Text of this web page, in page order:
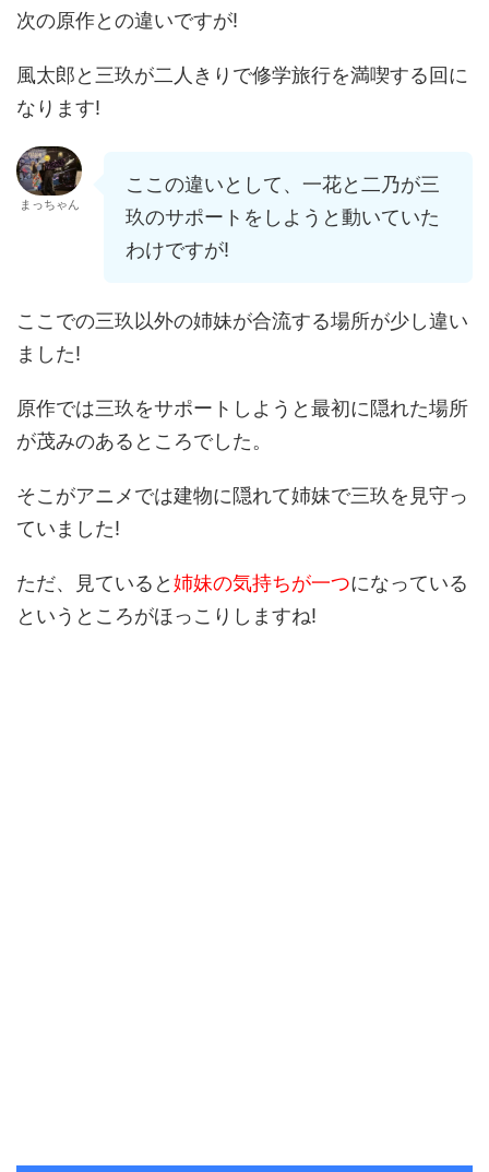
次の原作との違いですが!
風太郎と三玖が二人きりで修学旅行を満喫する回に
なります!
まっちゃん
ここの違いとして、一花と二乃が三
玖のサポートをしようと動いていた
わけですが!
ここでの三玖以外の姉妹が合流する場所が少し違い
ました!
原作では三玖をサポートしようと最初に隠れた場所
が茂みのあるところでした。
そこがアニメでは建物に隠れて姉妹で三玖を見守っ
ていました!
ただ、見ていると姉妹の気持ちが一つになっている
というところがほっこりしますね!